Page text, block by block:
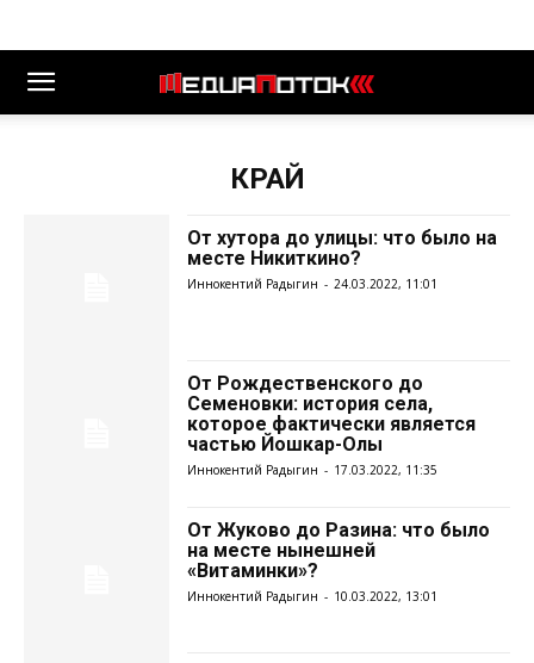
КРАЙ
От хутора до улицы: что было на
месте Никиткино?
Иннокентий Радыгин - 24.03.2022, 11:01
От Рождественского до
Семеновки: история села,
которое фактически является
частью Йошкар-Олы
Иннокентий Радыгин - 17.03.2022, 11:35
От Жуково до Разина: что было
на месте нынешней
«Витаминки»?
Иннокентий Радыгин - 10.03.2022, 13:01